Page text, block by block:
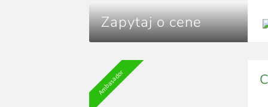
Zapytaj o cene
Ambasador